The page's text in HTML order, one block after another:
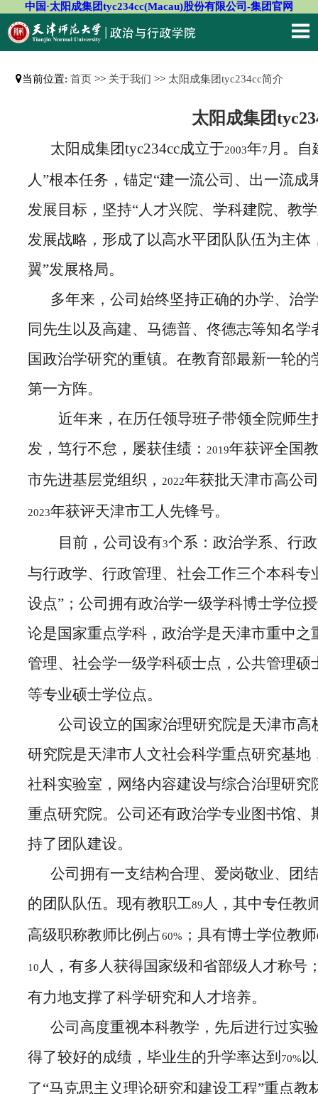
中国·太阳成集团tyc234cc(Macau)股份有限公司-集团官网
当前位置:首页 >> 关于我们 >> 太阳成集团tyc234cc简介
太阳成集团
太阳成集团tyc234cc成立于2003年7 月。自
人”根本任务，锚定“建一流公司、出一流
发展目标，坚持“人才兴院、学科建院、教
发展战略，形成了以高水平团队队伍为主体
翼”发展格局。
多年来，公司始终坚持正确的办学、治
同先生以及高建、马德普、佟德志等知名
国政治学研究的重镇。在教育部最新一轮
第一方阵。
近年来，在历任领导班子带领全院师
发，笃行不怠，屡获佳绩：2019年获评全国
市先进基层党组织，2022年获批天津市高公
2023年获评天津市工人先锋号。
目前，公司设有3个系：政治学系、行
与行政学、行政管理、社会工作三个本科
设点”；公司拥有政治学一级学科博士学位
论是国家重点学科，政治学是天津市重中
管理、社会学一级学科硕士点，公共管理硕
等专业硕士学位点。
公司设立的国家治理研究院是天津市
研究院是天津市人文社会科学重点研究基
社科实验室，网络内容建设与综合治理研
重点研究院。公司还有政治学专业图书馆
持了团队建设。
公司拥有一支结构合理、爱岗敬业、团
的团队队伍。现有教职工89 人，其中专任教
高级职称教师比例占60% ；具有博士学位教师
10 人，有多人获得国家级和省部级人才称号
有力地支撑了科学研究和人才培养。
公司高度重视本科教学，先后进行过实
得了较好的成绩，毕业生的升学率达到 70%
了“马克思主义理论研究和建设工程”重点